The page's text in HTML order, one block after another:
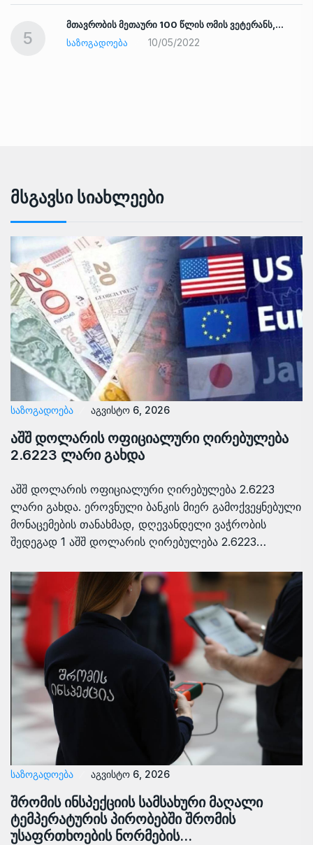
5
მთავრობის მეთაური 100 წლის ომის ვეტერანს,…
ᲡᲐᲖᲝᲒᲐᲓᲝᲔᲑᲐ
10/05/2022
Მსგავსი Სიახლეები
ᲡᲐᲖᲝᲒᲐᲓᲝᲔᲑᲐ აგვისტო 6, 2026
აშშ დოლარის ოფიციალური ღირებულება
2.6223 ლარი გახდა
აშშ დოლარის ოფიციალური ღირებულება 2.6223
ლარი გახდა. ეროვნული ბანკის მიერ გამოქვეყნებული
მონაცემების თანახმად, დღევანდელი ვაჭრობის
შედეგად 1 აშშ დოლარის ღირებულება 2.6223…
ᲡᲐᲖᲝᲒᲐᲓᲝᲔᲑᲐ აგვისტო 6, 2026
შრომის ინსპექციის სამსახური მაღალი
ტემპერატურის პირობებში შრომის
უსაფრთხოების ნორმების…